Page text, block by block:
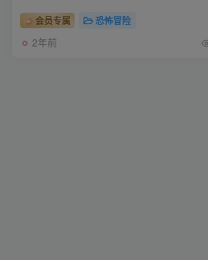
会员专属 恐怖冒险
2年前